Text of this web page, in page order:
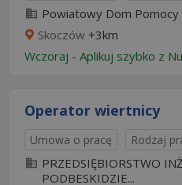
Powiatowy Dom Pomocy
Skoczów +3km
Wczoraj - Aplikuj szybko z
Operator wiertnicy
Umowa o pracę Rodzaj
PRZEDSIĘBIORSTWO
PODBESKIDZIE...